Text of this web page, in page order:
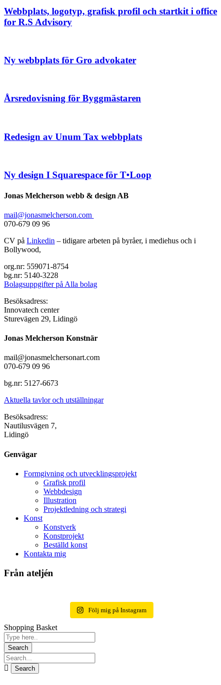
Webbplats, logotyp, grafisk profil och startkit i office
for R.S Advisory
Ny webbplats för Gro advokater
Årsredovisning för Byggmästaren
Redesign av Unum Tax webbplats
Ny design I Squarespace för T•Loop
Jonas Melcherson webb & design AB
mail@jonasmelcherson.com
070-679 09 96
CV på Linkedin – tidigare arbeten på byråer, i mediehus och i
Bollywood,
org.nr: 559071-8754
bg.nr: 5140-3228
Bolagsuppgifter på Alla bolag
Besöksadress:
Innovatech center
Sturevägen 29, Lidingö
Jonas Melcherson Konstnär
mail@jonasmelchersonart.com
070-679 09 96
bg.nr: 5127-6673
Aktuella tavlor och utställningar
Besöksadress:
Nautilusvägen 7,
Lidingö
Genvägar
Formgivning och utvecklingsprojekt
Grafisk profil
Webbdesign
Illustration
Projektledning och strategi
Konst
Konstverk
Konstprojekt
Beställd konst
Kontakta mig
Från ateljén
Följ mig på Instagram
Shopping Basket